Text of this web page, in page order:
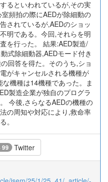
るといわれているが,その実
頻拍の際にAEDが除細動の
されているが,AEDのショッ
明である。今回,それらを明
を行った。 結果:AED製造/
式除細動器,AEDモード付き
回答を得た。そのうち,ショ
がキャンセルされる機種が
機種は14機種であった。ま
製造企業が独自のプログラ
今後,さらなるAEDの機種の
の周知や対応により,救命率
。
99 Twitter